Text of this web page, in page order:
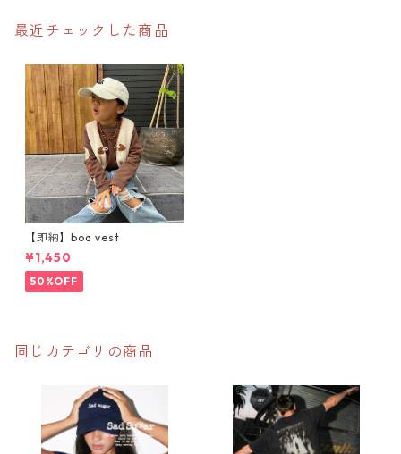
最近チェックした商品
【即納】boa vest
¥1,450
50%OFF
同じカテゴリの商品